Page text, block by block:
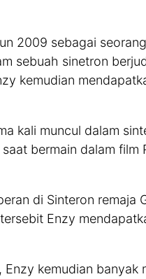
2009 sebagai
sebuah sinetron
kemudian
kali muncul dalam
bermain dalam film
di Sinteron remaja
Enzy
kemudian banyak